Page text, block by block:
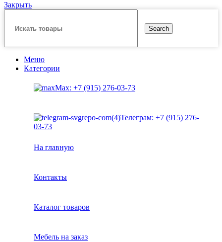
Закрыть
Search
Меню
Категории
Max: +7 (915) 276-03-73
Телеграм: +7 (915) 276-
03-73
На главную
Контакты
Каталог товаров
Мебель на заказ